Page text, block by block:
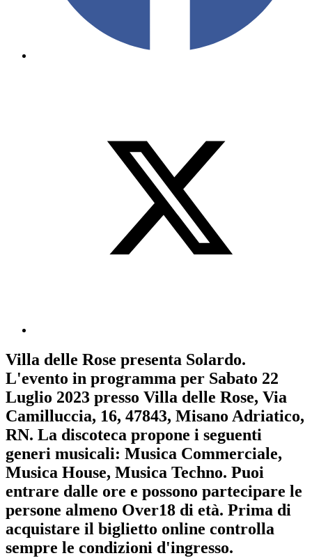
Villa delle Rose presenta Solardo.
L'evento in programma per Sabato 22
Luglio 2023 presso Villa delle Rose, Via
Camilluccia, 16, 47843, Misano Adriatico,
RN. La discoteca propone i seguenti
generi musicali: Musica Commerciale,
Musica House, Musica Techno. Puoi
entrare dalle ore e possono partecipare le
persone almeno Over18 di età. Prima di
acquistare il biglietto online controlla
sempre le condizioni d'ingresso.